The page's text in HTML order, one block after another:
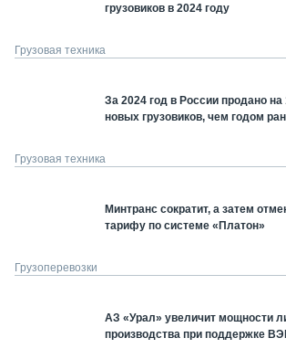
грузовиков в 2024 году
Грузовая техника
За 2024 год в России продано
новых грузовиков, чем годом
Грузовая техника
Минтранс сократит, а затем
тарифу по системе «Платон»
Грузоперевозки
АЗ «Урал» увеличит мощности
производства при поддержке